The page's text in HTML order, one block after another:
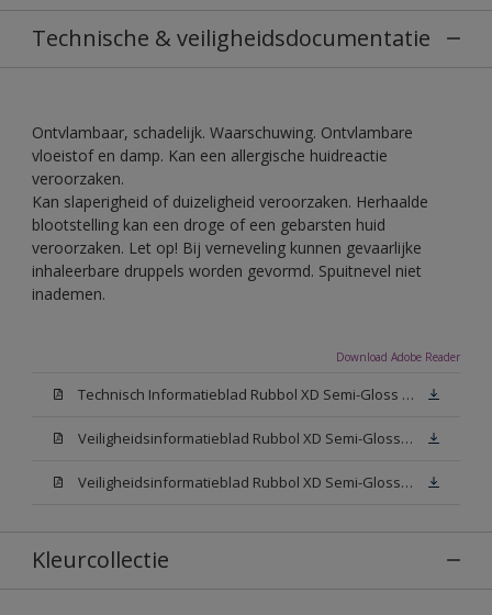
Technische & veiligheidsdocumentatie
Ontvlambaar, schadelijk. Waarschuwing. Ontvlambare
vloeistof en damp. Kan een allergische huidreactie
veroorzaken.
Kan slaperigheid of duizeligheid veroorzaken. Herhaalde
blootstelling kan een droge of een gebarsten huid
veroorzaken. Let op! Bij verneveling kunnen gevaarlijke
inhaleerbare druppels worden gevormd. Spuitnevel niet
inademen.
Download Adobe Reader
Technisch Informatieblad Rubbol XD Semi-Gloss (PDF)
Veiligheidsinformatieblad Rubbol XD Semi-Gloss White W05 (MSDS)
Veiligheidsinformatieblad Rubbol XD Semi-Gloss N00 (MSDS)
Kleurcollectie